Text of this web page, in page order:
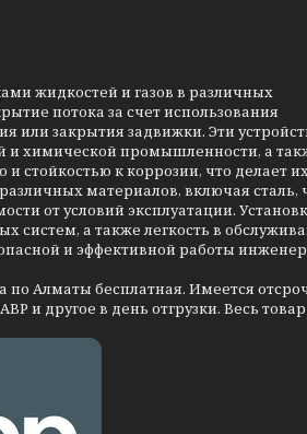
жидкостей и газов в различных
потока за счет использования
или закрытия задвижки. Эти
и химической промышленности, а
стойкостью к коррозии, что делает
материалов, включая сталь,
от условий эксплуатации.
систем, а также легкость в
и эффективной работы
по Алматы бесплатная. Имеется
и другое в день отгрузки. Весь товар